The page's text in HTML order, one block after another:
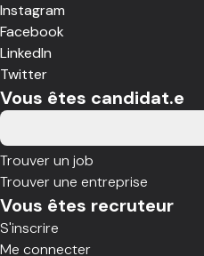
Instagram
Facebook
LinkedIn
Twitter
Vous êtes candidat.e
Trouver un job
Trouver une entreprise
Vous êtes recruteur
S'inscrire
Me connecter